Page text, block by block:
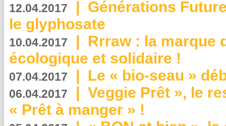
12.04.2017 | Générations
le glyphosate
10.04.2017 | Rrraw : la marque
écologique et solidaire !
07.04.2017 | Le « bio-seau »
06.04.2017 | Veggie Prêt », le
« Prêt à manger » !